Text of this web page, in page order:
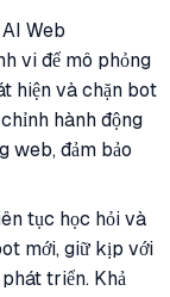
Web
vi để mô phỏng
hiện và chặn bot
hành động
web, đảm bảo
tục học hỏi và
mới, giữ kịp với
triển. Khả